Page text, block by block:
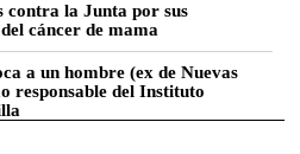
contra la Junta por sus
cáncer de mama
a un hombre (ex de Nuevas
responsable del Instituto